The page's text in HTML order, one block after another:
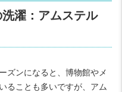
濯：アムステル
ズンになると、博物館やメ
ることも多いですが、アム